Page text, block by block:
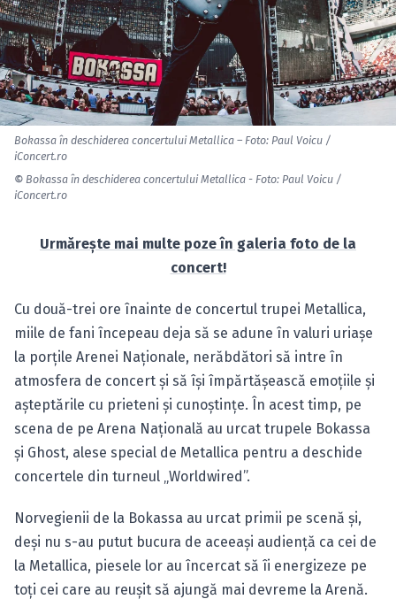
Bokassa în deschiderea concertului Metallica – Foto: Paul Voicu /
iConcert.ro
© Bokassa în deschiderea concertului Metallica - Foto: Paul Voicu /
iConcert.ro
Urmăreşte mai multe poze în galeria foto de la
concert!
Cu două-trei ore înainte de concertul trupei Metallica,
miile de fani începeau deja să se adune în valuri uriaşe
la porţile Arenei Naţionale, nerăbdători să intre în
atmosfera de concert şi să îşi împărtăşească emoţiile şi
aşteptările cu prieteni şi cunoştinţe. În acest timp, pe
scena de pe Arena Naţională au urcat trupele Bokassa
şi Ghost, alese special de Metallica pentru a deschide
concertele din turneul „Worldwired”.
Norvegienii de la Bokassa au urcat primii pe scenă şi,
deşi nu s-au putut bucura de aceeaşi audienţă ca cei de
la Metallica, piesele lor au încercat să îi energizeze pe
toţi cei care au reuşit să ajungă mai devreme la Arenă.